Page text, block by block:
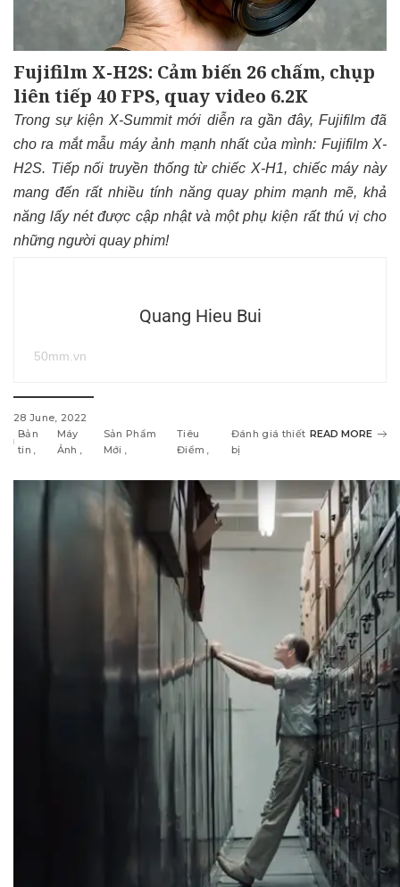
Fujifilm X-H2S: Cảm biến 26 chấm, chụp
liên tiếp 40 FPS, quay video 6.2K
Trong sự kiện X-Summit mới diễn ra gần đây, Fujifilm đã
cho ra mắt mẫu máy ảnh mạnh nhất của mình: Fujifilm X-
H2S. Tiếp nối truyền thống từ chiếc X-H1, chiếc máy này
mang đến rất nhiều tính năng quay phim mạnh mẽ, khả
năng lấy nét được cập nhật và một phụ kiện rất thú vị cho
những người quay phim!
Quang Hieu Bui
50mm.vn
28 June, 2022
Bản
tin
Máy
Ảnh
Sản Phẩm
Mới
Tiêu
Điểm
Đánh giá thiết
bị
READ MORE